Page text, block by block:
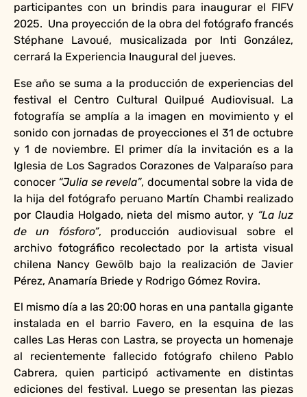
participantes con un brindis para inaugurar el FIFV
2025. Una proyección de la obra del fotógrafo francés
Stéphane Lavoué, musicalizada por Inti González,
cerrará la Experiencia Inaugural del jueves.
Ese año se suma a la producción de experiencias del
festival el Centro Cultural Quilpué Audiovisual. La
fotografía se amplía a la imagen en movimiento y el
sonido con jornadas de proyecciones el 31 de octubre
y 1 de noviembre. El primer día la invitación es a la
Iglesia de Los Sagrados Corazones de Valparaíso para
conocer “Julia se revela”, documental sobre la vida de
la hija del fotógrafo peruano Martín Chambi realizado
por Claudia Holgado, nieta del mismo autor, y “La luz
de un fósforo”, producción audiovisual sobre el
archivo fotográfico recolectado por la artista visual
chilena Nancy Gewölb bajo la realización de Javier
Pérez, Anamaría Briede y Rodrigo Gómez Rovira.
El mismo día a las 20:00 horas en una pantalla gigante
instalada en el barrio Favero, en la esquina de las
calles Las Heras con Lastra, se proyecta un homenaje
al recientemente fallecido fotógrafo chileno Pablo
Cabrera, quien participó activamente en distintas
ediciones del festival. Luego se presentan las piezas